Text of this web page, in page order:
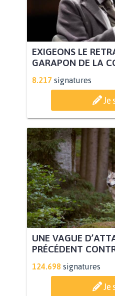
EXIGEONS LE
GARAPON DE LA
8.217 signatures
Je
UNE VAGUE
PRÉCÉDENT
124.698 signatures
Je